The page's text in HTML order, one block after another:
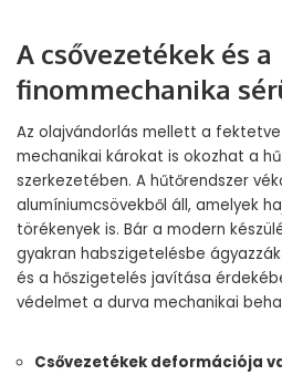
A csővezetékek és a
finommechanika
Az olajvándorlás mellett a
mechanikai károkat is okozhat a
szerkezetében. A hűtőrendszer
alumíniumcsövekből áll, amelyek
törékenyek is. Bár a modern
gyakran habszigetelésbe
és a hőszigetelés javítása
védelmet a durva mechanikai
Csővezetékek deformációja